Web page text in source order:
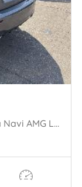
180 Autom. 100KW Pano Sfeer Clima Navi AMG Line NAP